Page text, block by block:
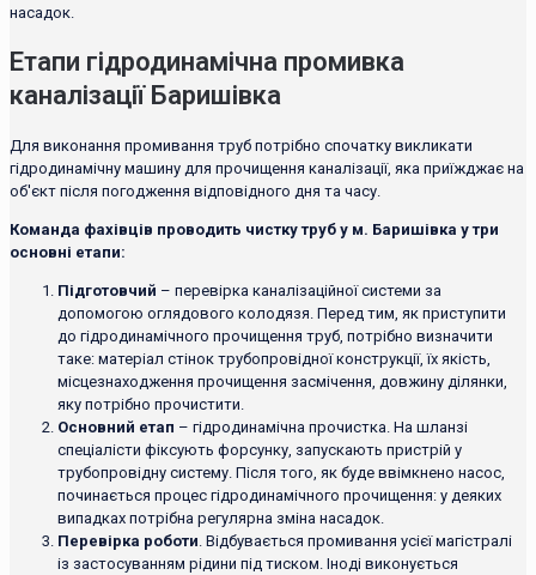
насадок.
Етапи гідродинамічна промивка
каналізації Баришівка
Для виконання промивання труб потрібно спочатку викликати
гідродинамічну машину для прочищення каналізації, яка приїжджає на
об'єкт після погодження відповідного дня та часу.
Команда фахівців проводить чистку труб у м. Баришівка у три
основні етапи:
Підготовчий – перевірка каналізаційної системи за
допомогою оглядового колодязя. Перед тим, як приступити
до гідродинамічного прочищення труб, потрібно визначити
таке: матеріал стінок трубопровідної конструкції, їх якість,
місцезнаходження прочищення засмічення, довжину ділянки,
яку потрібно прочистити.
Основний етап – гідродинамічна прочистка. На шланзі
спеціалісти фіксують форсунку, запускають пристрій у
трубопровідну систему. Після того, як буде ввімкнено насос,
починається процес гідродинамічного прочищення: у деяких
випадках потрібна регулярна зміна насадок.
Перевірка роботи. Відбувається промивання усієї магістралі
із застосуванням рідини під тиском. Іноді виконується